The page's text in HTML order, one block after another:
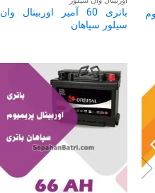
باتری 60 آمپر اوربیتال وان
سیلور سپاهان